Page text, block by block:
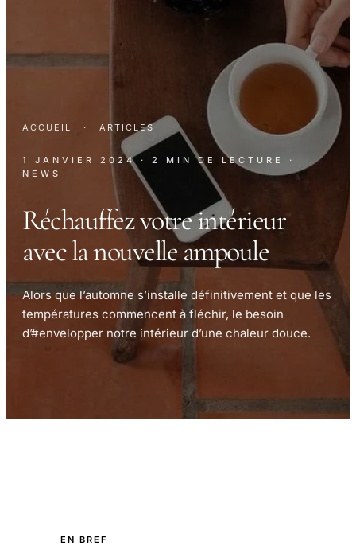
ACCUEIL · ARTICLES
1 JANVIER 2024 · 2 MIN DE LECTURE
·
NEWS
Réchauffez votre intérieur
avec la nouvelle ampoule
Alors que l’automne s’installe définitivement et que les
températures commencent à fléchir, le besoin
d’#envelopper notre intérieur d’une chaleur douce.
EN BREF